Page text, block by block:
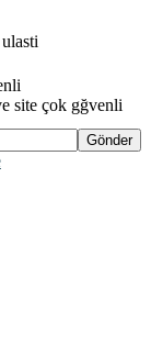
site çok gğvenli